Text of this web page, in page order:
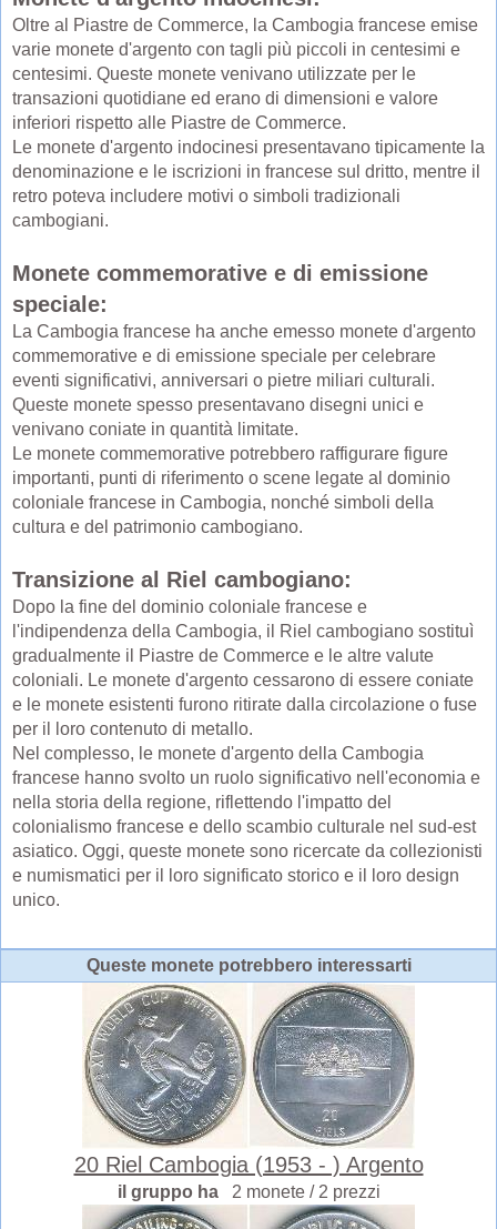
Oltre al Piastre de Commerce, la Cambogia francese emise
varie monete d'argento con tagli più piccoli in centesimi e
centesimi. Queste monete venivano utilizzate per le
transazioni quotidiane ed erano di dimensioni e valore
inferiori rispetto alle Piastre de Commerce.
Le monete d'argento indocinesi presentavano tipicamente la
denominazione e le iscrizioni in francese sul dritto, mentre il
retro poteva includere motivi o simboli tradizionali
cambogiani.
Monete commemorative e di emissione
speciale:
La Cambogia francese ha anche emesso monete d'argento
commemorative e di emissione speciale per celebrare
eventi significativi, anniversari o pietre miliari culturali.
Queste monete spesso presentavano disegni unici e
venivano coniate in quantità limitate.
Le monete commemorative potrebbero raffigurare figure
importanti, punti di riferimento o scene legate al dominio
coloniale francese in Cambogia, nonché simboli della
cultura e del patrimonio cambogiano.
Transizione al Riel cambogiano:
Dopo la fine del dominio coloniale francese e
l'indipendenza della Cambogia, il Riel cambogiano sostituì
gradualmente il Piastre de Commerce e le altre valute
coloniali. Le monete d'argento cessarono di essere coniate
e le monete esistenti furono ritirate dalla circolazione o fuse
per il loro contenuto di metallo.
Nel complesso, le monete d'argento della Cambogia
francese hanno svolto un ruolo significativo nell'economia e
nella storia della regione, riflettendo l'impatto del
colonialismo francese e dello scambio culturale nel sud-est
asiatico. Oggi, queste monete sono ricercate da collezionisti
e numismatici per il loro significato storico e il loro design
unico.
Queste monete potrebbero interessarti
20 Riel Cambogia (1953 - ) Argento
il gruppo ha 2 monete / 2 prezzi